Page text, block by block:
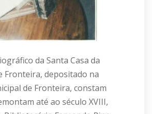
da Santa Casa da
Fronteira, depositado na
de Fronteira, constam
até ao século XVIII,